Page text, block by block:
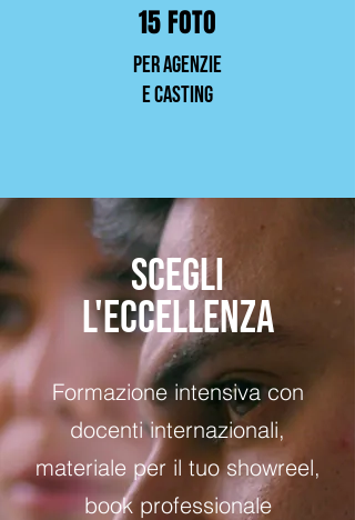
15 FOTO
PER AGENZIE
E CASTING
SCEGLI
L'ECCELLENZA
Formazione intensiva con
docenti internazionali,
materiale per il tuo showreel,
book professionale